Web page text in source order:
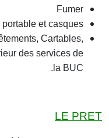
Fumer
et casques.
Cartables,
des services de
la BUC.
LE PRET